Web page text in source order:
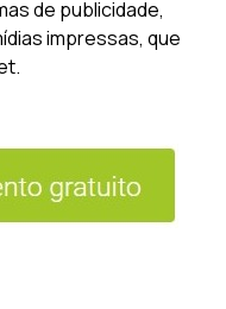
de publicidade,
impressas, que